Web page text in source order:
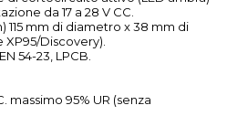
da 17 a 28 V CC.
mm di diametro x 38 mm di
Discovery).
54-23, LPCB.
massimo 95% UR (senza